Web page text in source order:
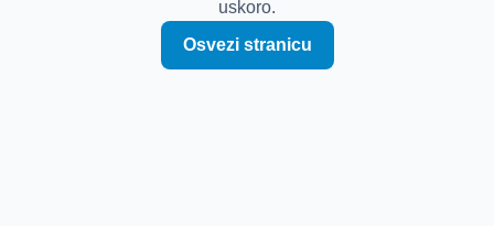
uskoro.
Osvezi stranicu